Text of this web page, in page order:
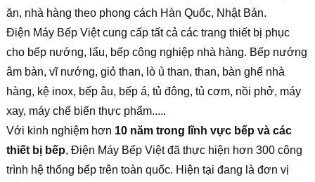
ăn, nhà hàng theo phong cách Hàn Quốc, Nhật Bản.
Điện Máy Bếp Việt cung cấp tất cả các trang thiết bị phục
cho bếp nướng, lẩu, bếp công nghiệp nhà hàng. Bếp nướng
âm bàn, vĩ nướng, giỏ than, lò ủ than, than, bàn ghế nhà
hàng, kệ inox, bếp âu, bếp á, tủ đông, tủ cơm, nồi phở, máy
xay, máy chế biến thực phẩm.....
Với kinh nghiệm hơn 10 năm trong lĩnh vực bếp và các
thiết bị bếp, Điện Máy Bếp Việt đã thực hiện hơn 300 công
trình hệ thống bếp trên toàn quốc. Hiện tại đang là đơn vị